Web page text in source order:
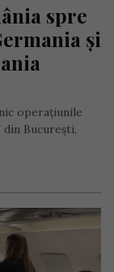
spre
și
operațiunile
București,